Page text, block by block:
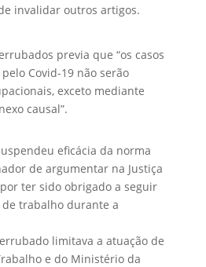
invalidar outros artigos.
previa que “os casos
Covid-19 não serão
exceto mediante
causal”.
eficácia da norma
de argumentar na Justiça
ter sido obrigado a seguir
trabalho durante a
limitava a atuação de
e do Ministério da